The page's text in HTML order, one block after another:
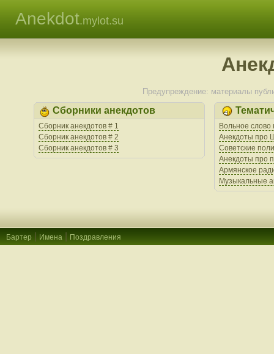
Anekdot.mylot.su
Предупреждение: материалы
Сборники анекдотов
Сборник анекдотов # 1
Сборник анекдотов # 2
Сборник анекдотов # 3
Вольное слово
Анекдоты про
Советские
Анекдоты про
Армянское
Музыкальные
Бартер Имена Поздравления